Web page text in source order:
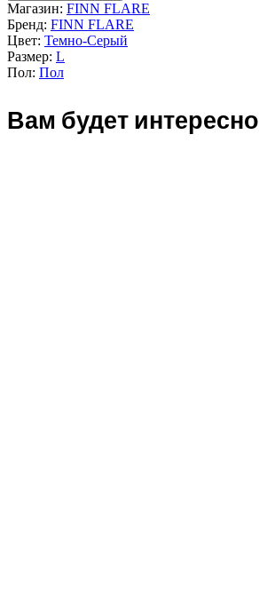
Магазин: FINN FLARE
Бренд: FINN FLARE
Цвет: Темно-Серый
Размер: L
Пол: Пол
Вам будет интересно